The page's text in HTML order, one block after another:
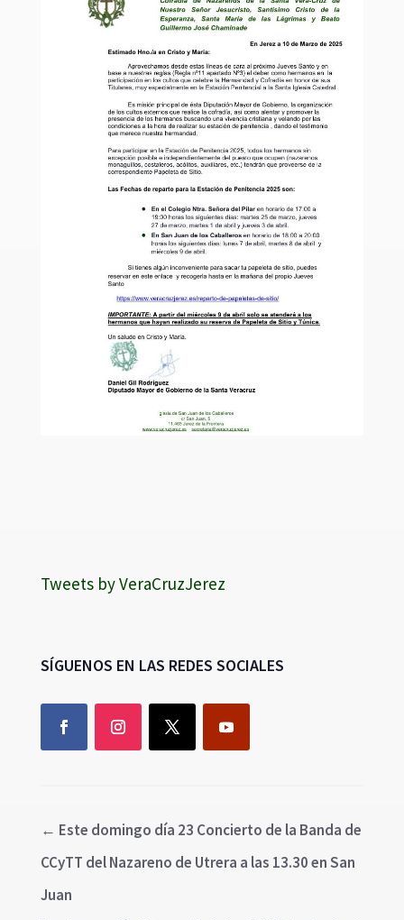
Tweets by VeraCruzJerez
SÍGUENOS EN LAS REDES SOCIALES
← Este domingo día 23 Concierto de la Banda de
CCyTT del Nazareno de Utrera a las 13.30 en San
Juan